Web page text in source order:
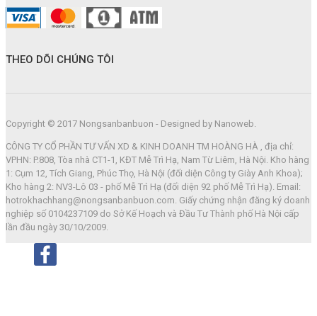
THEO DÕI CHÚNG TÔI
Copyright © 2017 Nongsanbanbuon - Designed by Nanoweb.
CÔNG TY CỔ PHẦN TƯ VẤN XD & KINH DOANH TM HOÀNG HÀ , địa chỉ:
VPHN: P.808, Tòa nhà CT1-1, KĐT Mễ Trì Hạ, Nam Từ Liêm, Hà Nội. Kho hàng
1: Cụm 12, Tích Giang, Phúc Thọ, Hà Nội (đối diện Công ty Giày Anh Khoa);
Kho hàng 2: NV3-Lô 03 - phố Mễ Trì Hạ (đối diện 92 phố Mễ Trì Hạ). Email:
hotrokhachhang@nongsanbanbuon.com. Giấy chứng nhận đăng ký doanh
nghiệp số 0104237109 do Sở Kế Hoạch và Đầu Tư Thành phố Hà Nội cấp
lần đầu ngày 30/10/2009.